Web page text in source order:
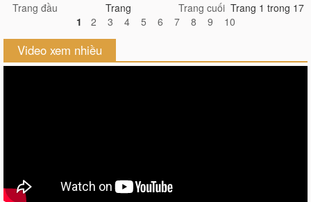
Trang đầu Trang cuối Trang 1 trong 17
Trang
1
2 3 4 5 6 7 8 9 10
Video xem nhiều